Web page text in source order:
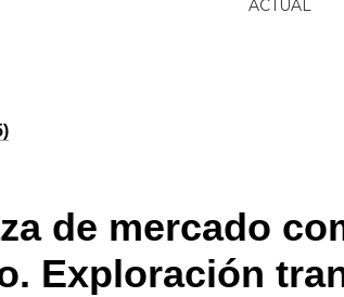
ACTUAL
de mercado
Exploración